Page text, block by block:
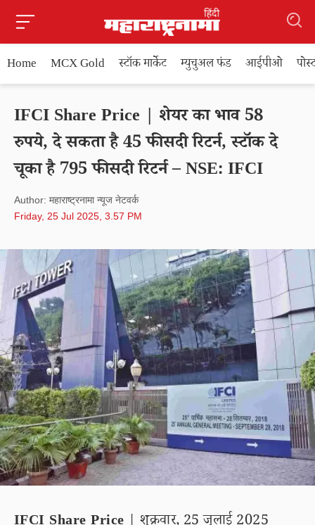
Home MCX Gold स्टॉक मार्केट म्युचुअल फंड आईपीओ
IFCI Share Price | शेयर का भाव 58
रुपये, दे सकता है 45 फीसदी रिटर्न, स्टॉक दे
चूका है 795 फीसदी रिटर्न – NSE: IFCI
Author: महाराष्ट्रनामा न्यूज नेटवर्क
Friday, 25 Jul 2025, 3.57 PM